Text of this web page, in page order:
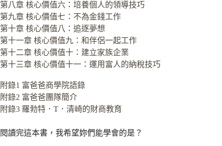
第八章 核心價值六：培養個人的領導技巧
第九章 核心價值七：不為金錢工作
第十章 核心價值八：追逐夢想
第十一章 核心價值九：和伴侶一起工作
第十二章 核心價值十：建立家族企業
第十三章 核心價值十一：運用富人的納稅技巧
附錄1 富爸爸商學院語錄
附錄2 富爸爸團隊簡介
附錄3 羅勃特．T．清崎的財商教育
閱讀完這本書，我希望妳們能學會的是？